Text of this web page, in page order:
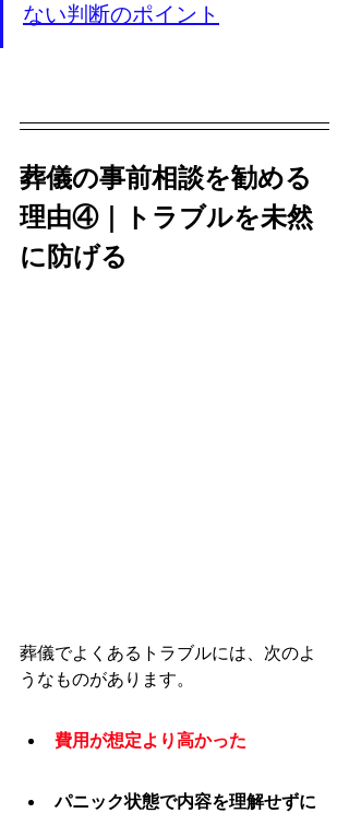
ない判断のポイント
葬儀の事前相談を勧める
理由④｜トラブルを未然
に防げる
葬儀でよくあるトラブルには、次のよ
うなものがあります。
費用が想定より高かった
パニック状態で内容を理解せずに